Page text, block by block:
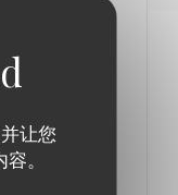
让您
。
? « On
ça fait